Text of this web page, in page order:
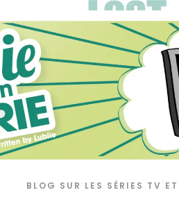
BLOG SUR LES SÉRIES TV